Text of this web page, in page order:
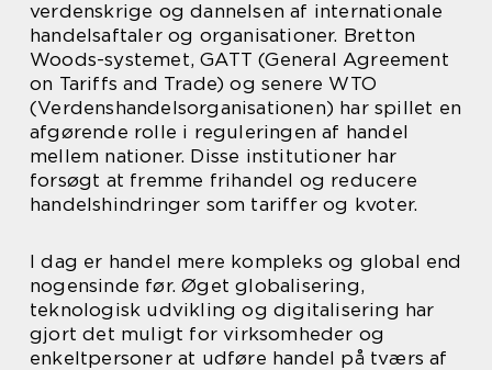
verdenskrige og dannelsen af internationale
handelsaftaler og organisationer. Bretton
Woods-systemet, GATT (General Agreement
on Tariffs and Trade) og senere WTO
(Verdenshandelsorganisationen) har spillet en
afgørende rolle i reguleringen af handel
mellem nationer. Disse institutioner har
forsøgt at fremme frihandel og reducere
handelshindringer som tariffer og kvoter.
I dag er handel mere kompleks og global end
nogensinde før. Øget globalisering,
teknologisk udvikling og digitalisering har
gjort det muligt for virksomheder og
enkeltpersoner at udføre handel på tværs af